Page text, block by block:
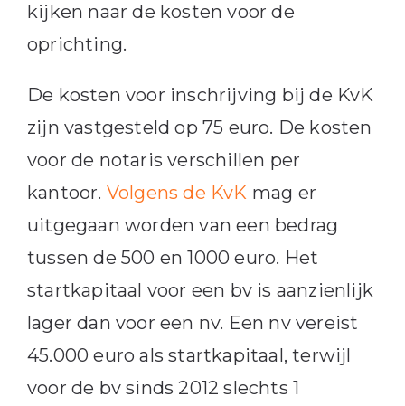
kijken naar de kosten voor de
oprichting.
De kosten voor inschrijving bij de KvK
zijn vastgesteld op 75 euro. De kosten
voor de notaris verschillen per
kantoor. Volgens de KvK mag er
uitgegaan worden van een bedrag
tussen de 500 en 1000 euro. Het
startkapitaal voor een bv is aanzienlijk
lager dan voor een nv. Een nv vereist
45.000 euro als startkapitaal, terwijl
voor de bv sinds 2012 slechts 1